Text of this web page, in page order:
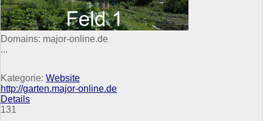
Domains: major-online.de
...
Kategorie: Website
http://garten.major-online.de
Details
131